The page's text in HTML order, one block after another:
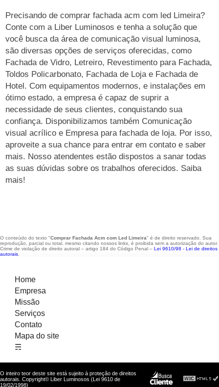
Precisando de comprar fachada acm com led Limeira?
Conte com a Liber Luminosos e tenha a solução que
você busca da área de comunicação visual luminosa,
são diversas opções de serviços oferecidas, como
Fachada de Vidro, Letreiro, Revestimento para Fachada,
Toldos Policarbonato, Fachada de Loja e Fachada de
Hotel. Com equipamentos modernos, e instalações em
ótimo estado, a empresa é capaz de suprir a
necessidade de seus clientes, conquistando sua
confiança. Disponibilizamos também Comunicação
visual acrílico e Empresa para fachada de loja. Por isso,
aproveite a sua chance para entrar em contato e saber
mais. Nosso atendentes estão dispostos a sanar todas
as suas dúvidas sobre os trabalhos oferecidos. Saiba
mais!
O conteúdo do texto "Comprar Fachada Acm com Led Limeira" é de direito reservado. Sua
reprodução, parcial ou total, mesmo citando nossos links, é proibida sem a autorização do autor.
Crime de violação de direito autoral – artigo 184 do Código Penal – Lei 9610/98 - Lei de direitos
autorais
Home
Empresa
Missão
Serviços
Contato
Mapa do site
☴
O inteiro teor deste site está sujeito à proteção de direitos
autorais. Copyright© Liber Luminosos (Lei 9610 de
19/02/1998)